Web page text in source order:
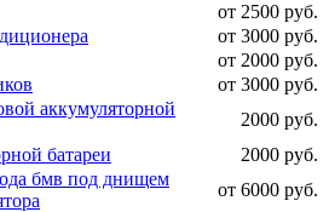
от 2500 руб.
от 3000 руб.
от 2000 руб.
от 3000 руб.
аккумуляторной
2000 руб.
батареи
2000 руб.
бмв под днищем
от 6000 руб.